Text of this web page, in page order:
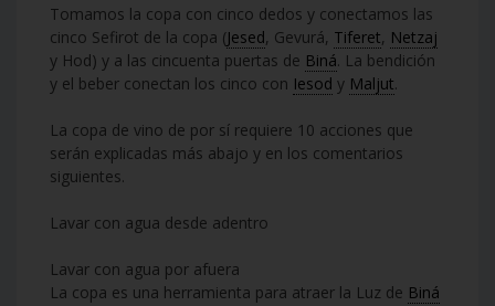
Tomamos la copa con cinco dedos y conectamos las
cinco Sefirot de la copa (Jesed, Gevurá, Tiferet, Netzaj
y Hod) y a las cincuenta puertas de Biná. La bendición
y el beber conectan los cinco con Iesod y Maljut.
La copa de vino de por sí requiere 10 acciones que
serán explicadas más abajo y en los comentarios
siguientes.
Lavar con agua desde adentro
Lavar con agua por afuera
La copa es una herramienta para atraer la Luz de Biná